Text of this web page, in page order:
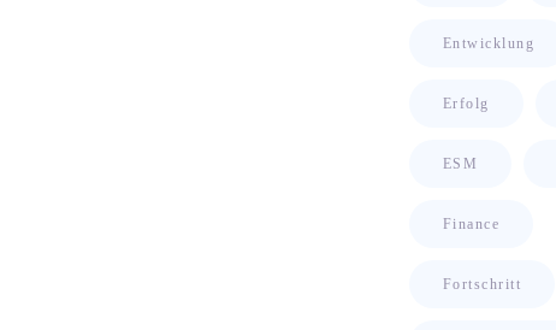
Entwicklung
Erfolg
ESM
Finance
Fortschritt